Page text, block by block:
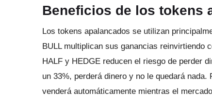
Beneficios de los tokens
Los tokens apalancados se utilizan
BULL multiplican sus ganancias reinvirtiendo
HALF y HEDGE reducen el riesgo de perder
un 33%, perderá dinero y no le quedará nada.
venderá automáticamente mientras el